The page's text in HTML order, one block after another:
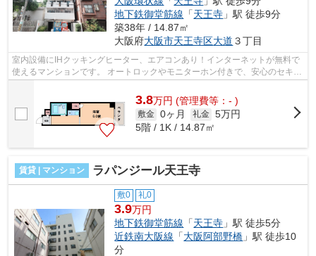
地下鉄御堂筋線 「天王寺 」駅 徒歩9分
築38年 / 14.87㎡
大阪府大阪市天王寺区大道 ３丁目
室内設備にIHクッキングヒーター、エアコンあり！インターネットが無料で
使えるマンションです。 オートロックやモニターホン付きで、安心のセキュ
リティ！天王寺駅が徒歩圏内で、買...
3.8万円 (管理費等：- )
敷金 0ヶ月 礼金 5万円
5階 / 1K / 14.87㎡
賃貸 | マンション ラパンジール天王寺
敷0 礼0
3.9万円
地下鉄御堂筋線 「天王寺 」駅 徒歩5分
近鉄南大阪線 「大阪阿部野橋 」駅 徒歩10
分